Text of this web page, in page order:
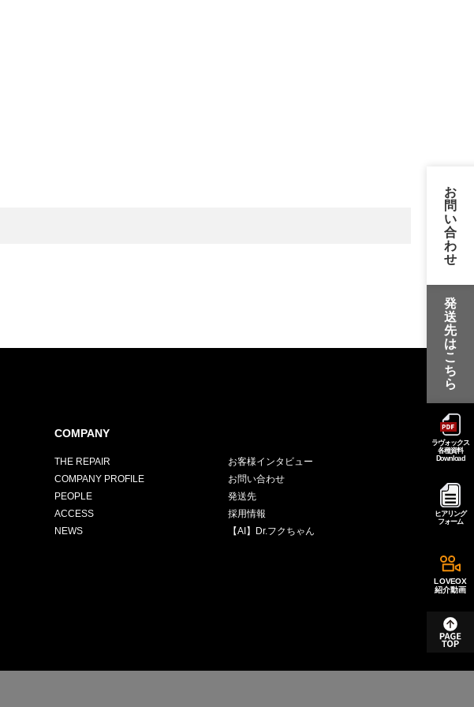
お
問
い
合
わ
せ
発
送
先
は
こ
ち
ら
ラヴォックス
各種資料
Download
ヒアリング
フォーム
LOVEOX
紹介動画
COMPANY
THE REPAIR
COMPANY PROFILE
PEOPLE
ACCESS
NEWS
お客様インタビュー
お問い合わせ
発送先
採用情報
【AI】Dr.フクちゃん